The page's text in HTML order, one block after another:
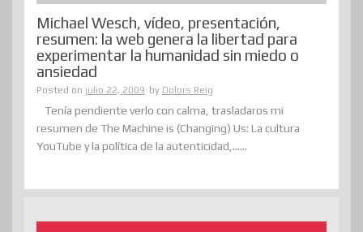
Michael Wesch, vídeo, presentación,
resumen: la web genera la libertad para
experimentar la humanidad sin miedo o
ansiedad
Posted on julio 22, 2009 by Dolors Reig
Tenía pendiente verlo con calma, trasladaros mi
resumen de The Machine is (Changing) Us: La cultura
YouTube y la política de la autenticidad,......